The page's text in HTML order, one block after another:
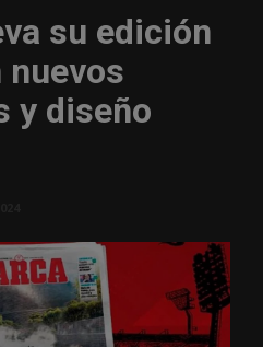
su edición
nuevos
y diseño